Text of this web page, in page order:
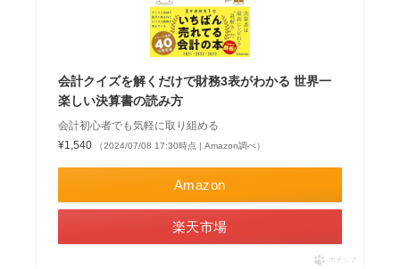
会計クイズを解くだけで財務3表がわかる 世界一
楽しい決算書の読み方
会計初心者でも気軽に取り組める
¥1,540
（2024/07/08 17:30時点 | Amazon調べ）
Amazon
楽天市場
ポチップ